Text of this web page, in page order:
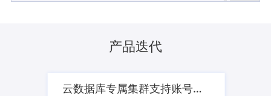
产品迭代
云数据库专属集群支持账号管理和数据库管理